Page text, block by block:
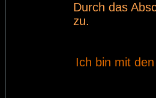
Durch das
zu.
Ich bin mit